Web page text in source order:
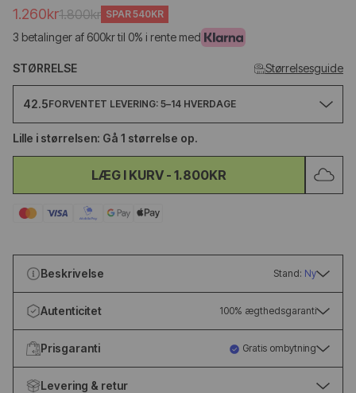
1.260kr1.800kr SPAR 540KR
3 betalinger af 600kr til 0% i rente med
STØRRELSE Størrelsesguide
42.5FORVENTET LEVERING: 5–14 HVERDAGE
Lille i størrelsen: Gå 1 størrelse op.
LÆG I KURV - 1.800KR
Beskrivelse Stand: Ny
Autenticitet 100% ægthedsgaranti
Prisgaranti Gratis ombytning
Levering & retur